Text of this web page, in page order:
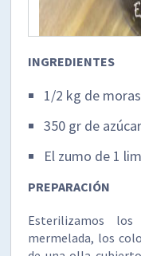
INGREDIENTES
1/2 kg de moras
350 gr de azúcar
El zumo de 1
PREPARACIÓN
Esterilizamos
mermelada, los